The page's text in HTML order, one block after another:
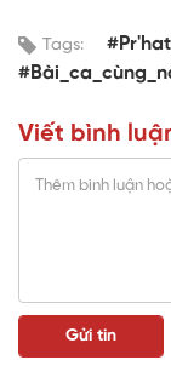
Tags:
Viết bình